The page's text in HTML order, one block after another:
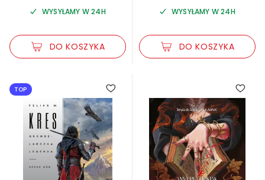
WYSYŁAMY W 24H
DO KOSZYKA
WYSYŁAMY W 24H
DO KOSZYKA
TOP